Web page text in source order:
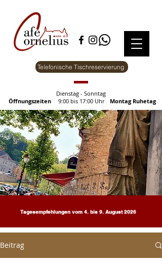
Telefonische Tischreservierung
Montag Ruhetag
Dienstag - Sonntag
9:00 bis 17:00 Uhr
Öffnungszeiten
Tagesempfehlungen vom 4. bis 9. August 2026
Beitrag